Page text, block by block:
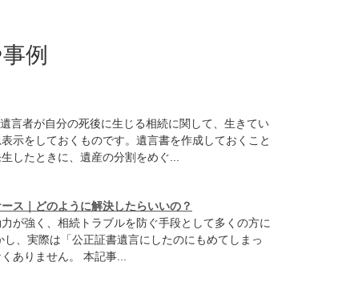
例
言者が自分の死後に生じる相続に関して、生きてい
示をしておくものです。遺言書を作成しておくこと
したときに、遺産の分割をめぐ...
ス｜どのように解決したらいいの？
が強く、相続トラブルを防ぐ手段として多くの方に
、実際は「公正証書遺言にしたのにもめてしまっ
ありません。 本記事...